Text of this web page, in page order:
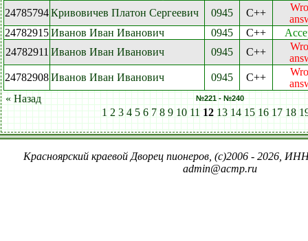
24785794Кривовичев Платон Сергеевич 0945 C++
24782915Иванов Иван Иванович 0945 C++
24782911 Иванов Иван Иванович 0945 C++
24782908Иванов Иван Иванович 0945 C++
« Назад
№221 - №240
1 2 3 4 5 6 7 8 9 10 11 12 13 14 15 16 17 18
Красноярский краевой Дворец пионеров, (c)2006 - 2026,
admin@acmp.ru